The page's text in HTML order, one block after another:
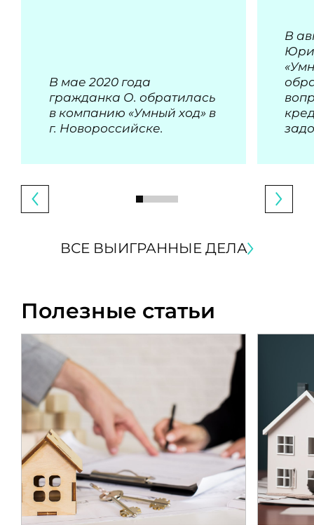
В мае 2020 года
гражданка О. обратилась
в компанию «Умный ход» в
г. Новороссийске.
В
ВСЕ ВЫИГРАННЫЕ ДЕЛА
Полезные статьи